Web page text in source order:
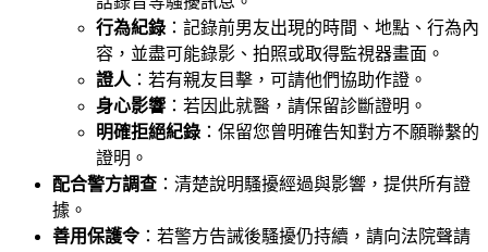
行為紀錄 ：記錄前男友出現的時間、地點、行為內
容，並盡可能錄影、拍照或取得監視器畫面。
證人 ：若有親友目擊，可請他們協助作證。
身心影響 ：若因此就醫，請保留診斷證明。
明確拒絕紀錄 ：保留您曾明確告知對方不願聯繫的
證明。
配合警方調查 ：清楚說明騷擾經過與影響，提供所有證
據。
善用保護令 ：若警方告誡後騷擾仍持續，請向法院聲請